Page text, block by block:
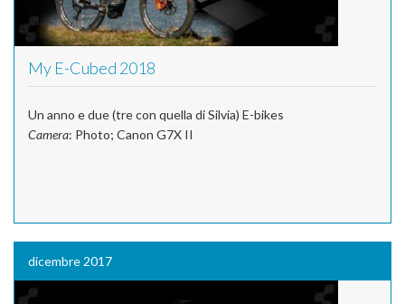
My E-Cubed 2018
Un anno e due (tre con quella di Silvia) E-bikes
Camera: Photo; Canon G7X II
dicembre 2017